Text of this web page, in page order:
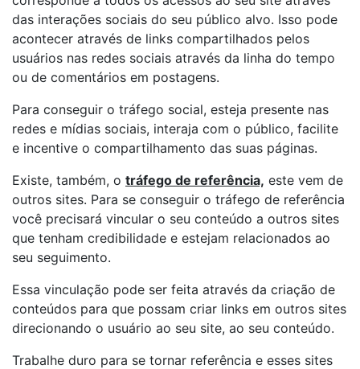
das interações sociais do seu público alvo. Isso pode
acontecer através de links compartilhados pelos
usuários nas redes sociais através da linha do tempo
ou de comentários em postagens.
Para conseguir o tráfego social, esteja presente nas
redes e mídias sociais, interaja com o público, facilite
e incentive o compartilhamento das suas páginas.
Existe, também, o tráfego de referência, este vem de
outros sites. Para se conseguir o tráfego de referência
você precisará vincular o seu conteúdo a outros sites
que tenham credibilidade e estejam relacionados ao
seu seguimento.
Essa vinculação pode ser feita através da criação de
conteúdos para que possam criar links em outros sites
direcionando o usuário ao seu site, ao seu conteúdo.
Trabalhe duro para se tornar referência e esses sites